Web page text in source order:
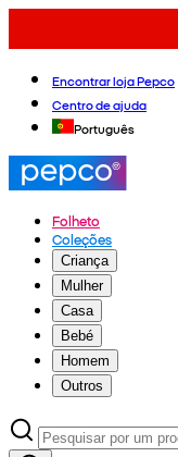
Encontrar loja Pepco
Centro de ajuda
Português
Folheto
Coleções
Criança
Mulher
Casa
Bebé
Homem
Outros